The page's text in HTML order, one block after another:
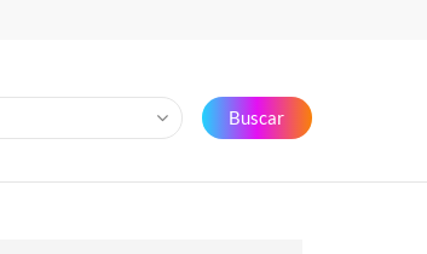
Buscar